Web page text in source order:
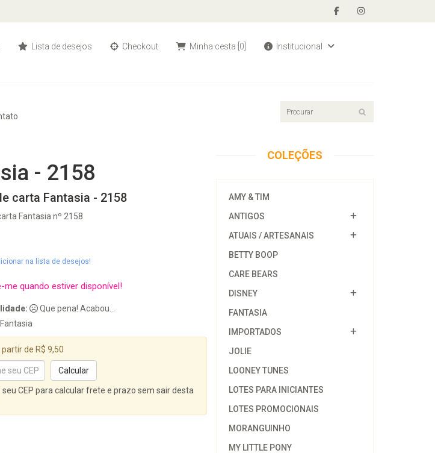
Lista de desejos Checkout Minha cesta [0]
Institucional
- 2158
carta Fantasia - 2158
Fantasia nº 2158
na lista de desejos!
me quando estiver disponível!
Que pena! Acabou...
Fantasia
partir de R$ 9,50
seu CEP para calcular frete e prazo sem sair desta
COLEÇÕES
AMY & TIM
ANTIGOS
ATUAIS / ARTESANAIS
BETTY BOOP
CARE BEARS
DISNEY
FANTASIA
IMPORTADOS
JOLIE
LOONEY TUNES
LOTES PARA INICIANTES
LOTES PROMOCIONAIS
MORANGUINHO
MY LITTLE PONY